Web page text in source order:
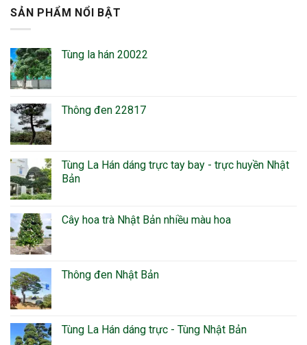
SẢN PHẨM NỔI BẬT
Tùng la hán 20022
Thông đen 22817
Tùng La Hán dáng trực tay bay - trực huyền Nhật
Bản
Cây hoa trà Nhật Bản nhiều màu hoa
Thông đen Nhật Bản
Tùng La Hán dáng trực - Tùng Nhật Bản